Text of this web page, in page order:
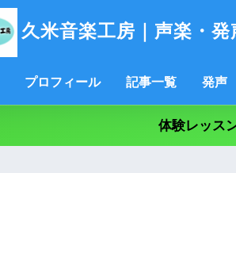
久米音楽工房｜声楽・
プロフィール 記事一覧 発声
体験レッス